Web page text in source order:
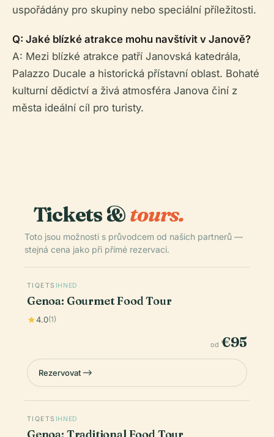
uspořádány pro skupiny nebo speciální příležitosti.
Q: Jaké blízké atrakce mohu navštívit v Janově?
A: Mezi blízké atrakce patří Janovská katedrála,
Palazzo Ducale a historická přístavní oblast. Bohaté
kulturní dědictví a živá atmosféra Janova činí z
města ideální cíl pro turisty.
Tickets &tours.
Toto jsou možnosti s průvodcem od našich partnerů —
stejná cena jako při přímé rezervaci.
TIQETS IHNED
Genoa: Gourmet Food Tour
4.0(1)
od €95
Rezervovat
TIQETS IHNED